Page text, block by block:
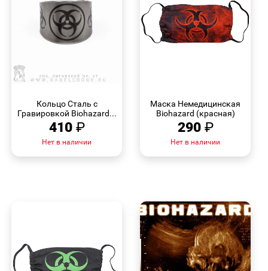
Кольцо Сталь с
Гравировкой Biohazard...
410 ₽
Нет в наличии
Маска Немедицинская
Biohazard (красная)
290 ₽
Нет в наличии